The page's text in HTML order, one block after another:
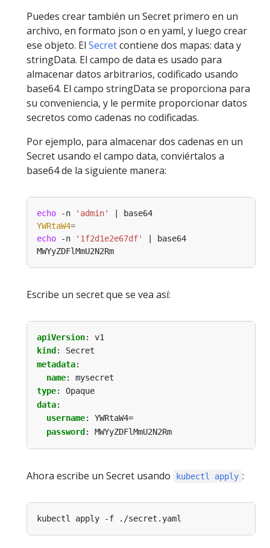
Puedes crear también un Secret primero en un
archivo, en formato json o en yaml, y luego crear
ese objeto. El Secretcontiene dos mapas: data y
stringData. El campo de data es usado para
almacenar datos arbitrarios, codificado usando
base64. El campo stringData se proporciona para
su conveniencia, y le permite proporcionar datos
secretos como cadenas no codificadas.
Por ejemplo, para almacenar dos cadenas en un
Secret usando el campo data, conviértalos a
base64 de la siguiente manera:
echo -n 'admin'
YWRtaW4=
echo -n '1f2d1e2e67df'
Escribe un secret que se vea así:
apiVersion:
v1
kind :
Secret
metadata:
name:
mysecret
type:
Opaque
data:
username:
YWRtaW4=
password: MWYyZDFlMmU2N2Rm
Ahora escribe un Secret usando kubectl apply :